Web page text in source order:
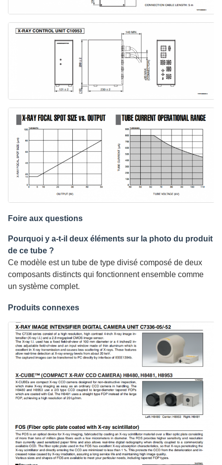
Foire aux questions
Pourquoi y a-t-il deux éléments sur la photo du produit
de ce tube ?
Ce modèle est un tube de type divisé composé de deux
composants distincts qui fonctionnent ensemble comme
un système complet.
Produits connexes